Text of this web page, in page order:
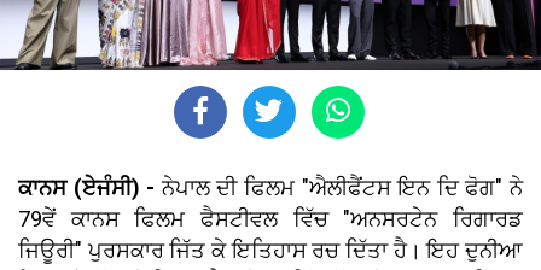
ਕਾਨਸ (ਏਜੰਸੀ) -ਨੇਪਾਲ ਦੀ ਫਿਲਮ "ਐਲੀਫੈਂਟਸ ਇਨ ਦਿ ਫੋਗ" ਨੇ
79ਵੇਂ ਕਾਨਸ ਫਿਲਮ ਫੈਸਟੀਵਲ ਵਿੱਚ "ਅਨਸਰਟੇਨ ਰਿਗਾਰਡ
ਜਿਊਰੀ" ਪੁਰਸਕਾਰ ਜਿੱਤ ਕੇ ਇਤਿਹਾਸ ਰਚ ਦਿੱਤਾ ਹੈ। ਇਹ ਦੁਨੀਆ